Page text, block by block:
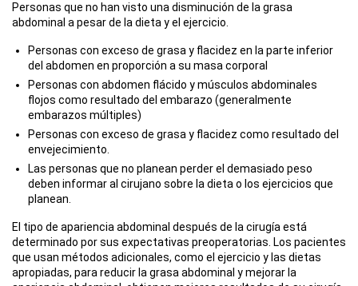
Personas que no han visto una disminución de la grasa
abdominal a pesar de la dieta y el ejercicio.
Personas con exceso de grasa y flacidez en la parte inferior
del abdomen en proporción a su masa corporal
Personas con abdomen flácido y músculos abdominales
flojos como resultado del embarazo (generalmente
embarazos múltiples)
Personas con exceso de grasa y flacidez como resultado del
envejecimiento.
Las personas que no planean perder el demasiado peso
deben informar al cirujano sobre la dieta o los ejercicios que
planean.
El tipo de apariencia abdominal después de la cirugía está
determinado por sus expectativas preoperatorias. Los pacientes
que usan métodos adicionales, como el ejercicio y las dietas
apropiadas, para reducir la grasa abdominal y mejorar la